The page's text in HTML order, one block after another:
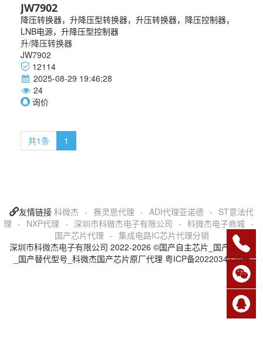
JW7902
降压转换器，升降压型转换器，升压转换器，降压控制器，
LNB电源，升降压型控制器
升/降压转换器
JW7902
12114
2025-08-29 19:46:28
24
询价
共1条 1
友情链接 科微杰 - 赛灵思代理 - ADI代理亚诺德 - ST意法代
理 - NXP代理 - 深圳市科微杰电子有限公司 - 科微杰电子商城 -
国产芯片代理 - 集成电路IC芯片代理分销
深圳市科微杰电子有限公司 2022-2026 ©国产自主芯片_国产半导体
_国产替代型号_科微杰国产芯片原厂代理 粤ICP备2022034125号